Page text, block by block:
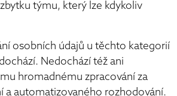
týmu, který lze kdykoliv
osobních údajů u těchto kategorií
Nedochází též ani
hromadnému zpracování za
a automatizovaného rozhodování.